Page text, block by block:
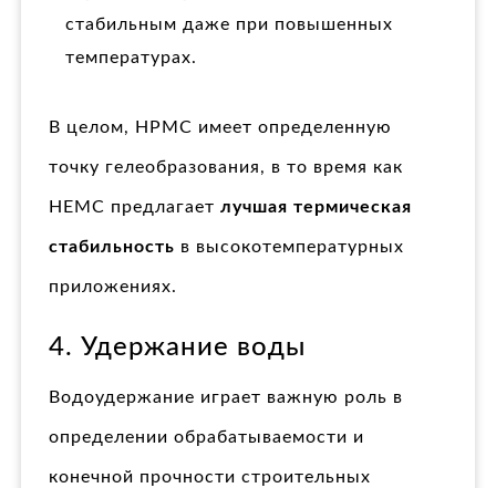
стабильным даже при повышенных
температурах.
В целом, HPMC имеет определенную
точку гелеобразования, в то время как
HEMC предлагает лучшая термическая
стабильность в высокотемпературных
приложениях.
4. Удержание воды
Водоудержание играет важную роль в
определении обрабатываемости и
конечной прочности строительных